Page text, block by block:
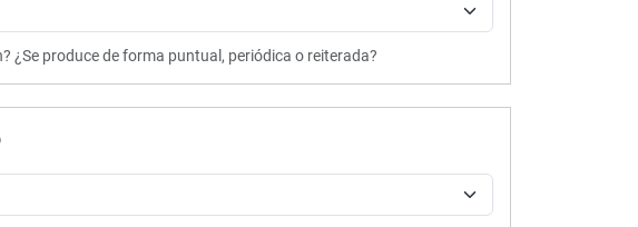
¿Se produce de forma puntual, periódica o reiterada?